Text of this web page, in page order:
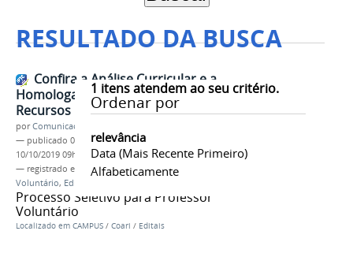
RESULTADO DA BUSCA
1 itens atendem ao seu critério.
Ordenar por
relevância
Data (mais Recente Primeiro)
Alfabeticamente
Confira a Análise Curricular e a
Homologação de Inscrições-Pós
Recursos
porComunicação COARI
— publicado 04/09/2019—última modificação
10/10/2019 09h41
— registrado em:
PROCESSO SELETIVO,Professor
Voluntário, Edital Nº 07
Processo Seletivo para Professor
Voluntário
Localizado em CAMPUS / Coari / Editais